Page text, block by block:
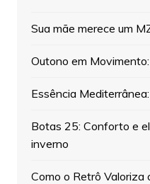
Sua mãe merece um
Outono em
Essência
Botas 25: Conforto e
inverno
Como o Retrô